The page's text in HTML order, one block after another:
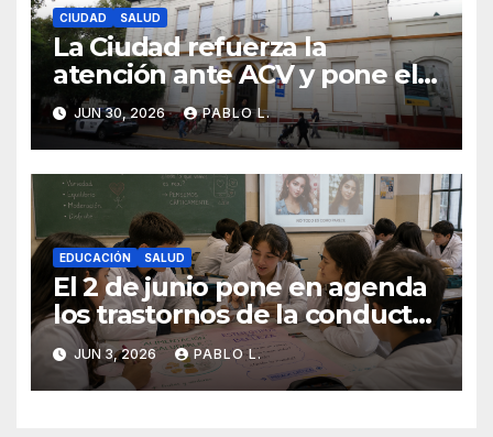
CIUDAD SALUD
La Ciudad refuerza la
atención ante ACV y pone el
foco en la prevención
JUN 30, 2026 PABLO L.
EDUCACIÓN SALUD
El 2 de junio pone en agenda
los trastornos de la conducta
alimentaria
JUN 3, 2026 PABLO L.